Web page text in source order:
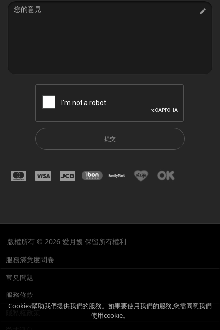
Message
提交
版權所有 © 2026 愛月嫂 保留所有權利
服務滿意度問卷
常見問題
服務條款
Cookies幫助我們提供我們的服務。如果要使用我們的服務,您需同意我們
使用cookie。